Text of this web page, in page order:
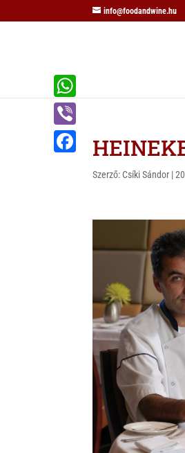
info@foodandwine.hu
Szerző: Csíki Sándor |
W
h
a
V